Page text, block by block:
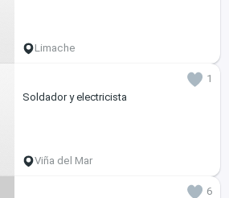
Limache
1
Soldador y electricista
Viña del Mar
6